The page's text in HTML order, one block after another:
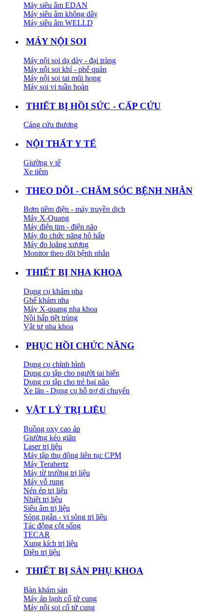
Máy siêu âm EDAN
Máy siêu âm không dây
Máy siêu âm WELLD
MÁY NỘI SOI
Máy nội soi dạ dày - đại tràng
Máy nội soi khí - phế quản
Máy nội soi tai mũi họng
Máy soi vi tuần hoàn
THIẾT BỊ HỒI SỨC - CẤP CỨU
Cáng cứu thương
NỘI THẤT Y TẾ
Giường y tế
Xe tiêm
THEO DÕI - CHĂM SÓC BỆNH NHÂN
Bơm tiêm điện - máy truyền dịch
Máy X-Quang
Máy điện tim - điện não
Máy đo chức năng hô hấp
Máy đo loãng xương
Monitor theo dõi bệnh nhân
THIẾT BỊ NHA KHOA
Dụng cụ khám nha
Ghế khám nha
Máy X-quang nha khoa
Nồi hấp tiệt trùng
Vật tư nha khoa
PHỤC HỒI CHỨC NĂNG
Dụng cụ chỉnh hình
Dụng cụ tập cho người tai biến
Dụng cụ tập cho trẻ bại não
Xe lăn - Dụng cụ hỗ trợ di chuyển
VẬT LÝ TRỊ LIỆU
Buồng oxy cao áp
Giường kéo giãn
Laser trị liệu
Máy tập thụ động liên tục CPM
Máy Terahertz
Máy từ trường trị liệu
Máy vỗ rung
Nén ép trị liệu
Nhiệt trị liệu
Siêu âm trị liệu
Sóng ngắn - vi sóng trị liệu
Tác động cột sống
TECAR
Xung kích trị liệu
Điện trị liệu
THIẾT BỊ SẢN PHỤ KHOA
Bàn khám sản
Máy áp lạnh cổ tử cung
Máy nội soi cổ tử cung